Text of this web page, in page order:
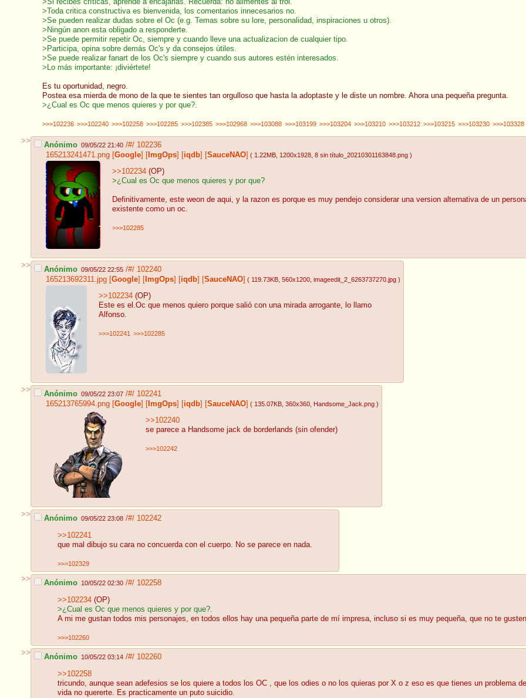
>Si recibes críticas, aprende a encajarlas. Recuerda: no alimentes al trol.
>Toda critica constructiva es bienvenida, los comentarios innecesarios no.
>Se pueden realizar dudas sobre el Oc (e.g. Temas sobre su lore, personalidad, inspiraciones u otros).
>Ningún anon esta obligado a responderte.
>Se puede permitir repetir Oc, siempre y cuando lleve una actualizacion de cualquier tipo.
>Participa, opina sobre demás Oc's y da consejos útiles.
>Se puede realizar fanart de los Oc's siempre y cuando sus autores estén interesados.
>Lo más importante: ¡diviértete!
Es tu oportunidad, negro.
Postea esa mierda de mono de la que te sientes tan orgulloso que hasta la adoptaste y le diste un nombre. Ahora una pequeña pregunta.
>¿Cual es Oc que menos quieres y por que?.
>>>102236 >>>102240 >>>102258 >>>102285 >>>102385 >>>102968 >>>103088 >>>103199 >>>103204 >>>103210 >>>103212 >>>103215 >>>103230 >>>103328
>> Anónimo 09/05/22 21:40 /#/ 102236
165213241471.png [Google] [ ImgOps] [iqdb] [SauceNAO] ( 1.22MB , 1200x1928 , 8 sin título_20210301163848.png )
>>102234 (OP)
>¿Cual es Oc que menos quieres y por que?
Definitivamente, este weon de aqui, y la razon es porque es muy pendejo considerar una version alternativa de un
existente como un oc.
>>>102285
>> Anónimo 09/05/22 22:55 /#/ 102240
165213692311.jpg [Google] [ ImgOps] [iqdb] [SauceNAO] ( 119.73KB , 560x1200 , imageedit_2_6263737270.jpg )
>>102234 (OP)
Este es el.Oc que menos quiero porque salió con una mirada arrogante, lo llamo
Alfonso.
>>>102241 >>>102285
>> Anónimo 09/05/22 23:07 /#/ 102241
165213765994.png [Google] [ ImgOps] [iqdb] [SauceNAO] ( 135.07KB , 360x360 , Handsome_Jack.png )
>>102240
se parece a Handsome jack de borderlands (sin ofender)
>>>102242
>> Anónimo 09/05/22 23:08 /#/ 102242
>>102241
que mal dibujo su cara no concuerda con el cuerpo. No se parece en nada.
>>>102329
>> Anónimo 10/05/22 02:30 /#/ 102258
>>102234 (OP)
>¿Cual es Oc que menos quieres y por que?.
A mi me gustan todos mis personajes, en todos ellos hay una pequeña parte de mí impresa, incluso si es muy pequeña, que no te
>>>102260
>> Anónimo 10/05/22 03:14 /#/ 102260
>>102258
tricundo, aunque sean adefesios se los quiere a todos los OC , que los odies o no los quieras por X o z eso es que tienes un problema
vida no quererte. Es practicamente un puto suicidio.